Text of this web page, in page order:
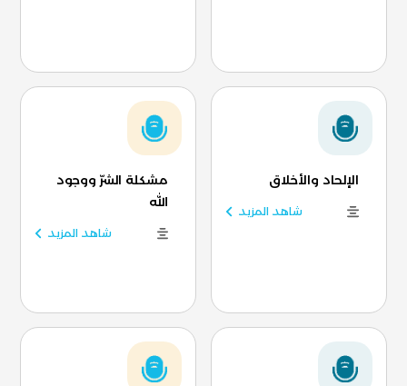
الإلحاد والأخلاق
شاهد المزيد
مشكلة الشرّ ووجود
الله
شاهد المزيد